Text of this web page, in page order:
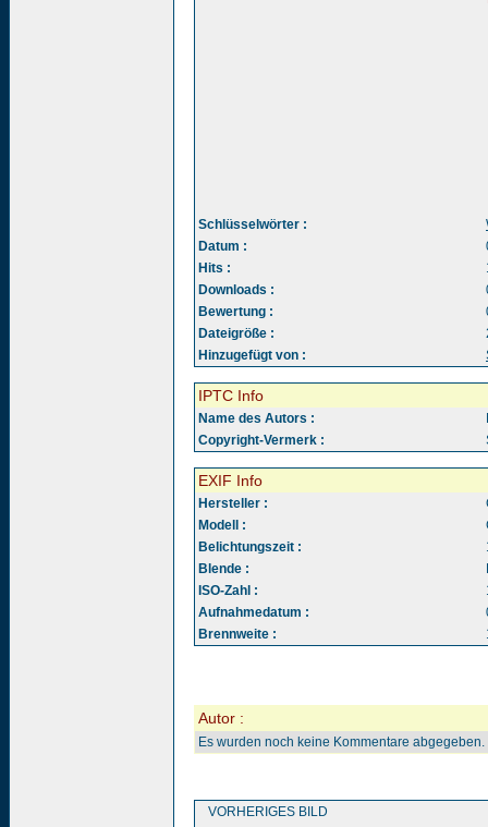
Schlüsselwörter :
Datum :
Hits :
Downloads :
Bewertung :
Dateigröße :
Hinzugefügt von :
IPTC Info
Name des Autors :
Copyright-Vermerk :
EXIF Info
Hersteller :
Modell :
Belichtungszeit :
Blende :
ISO-Zahl :
Aufnahmedatum :
Brennweite :
Autor :
Es wurden noch keine Kommentare abgegeben.
VORHERIGES BILD